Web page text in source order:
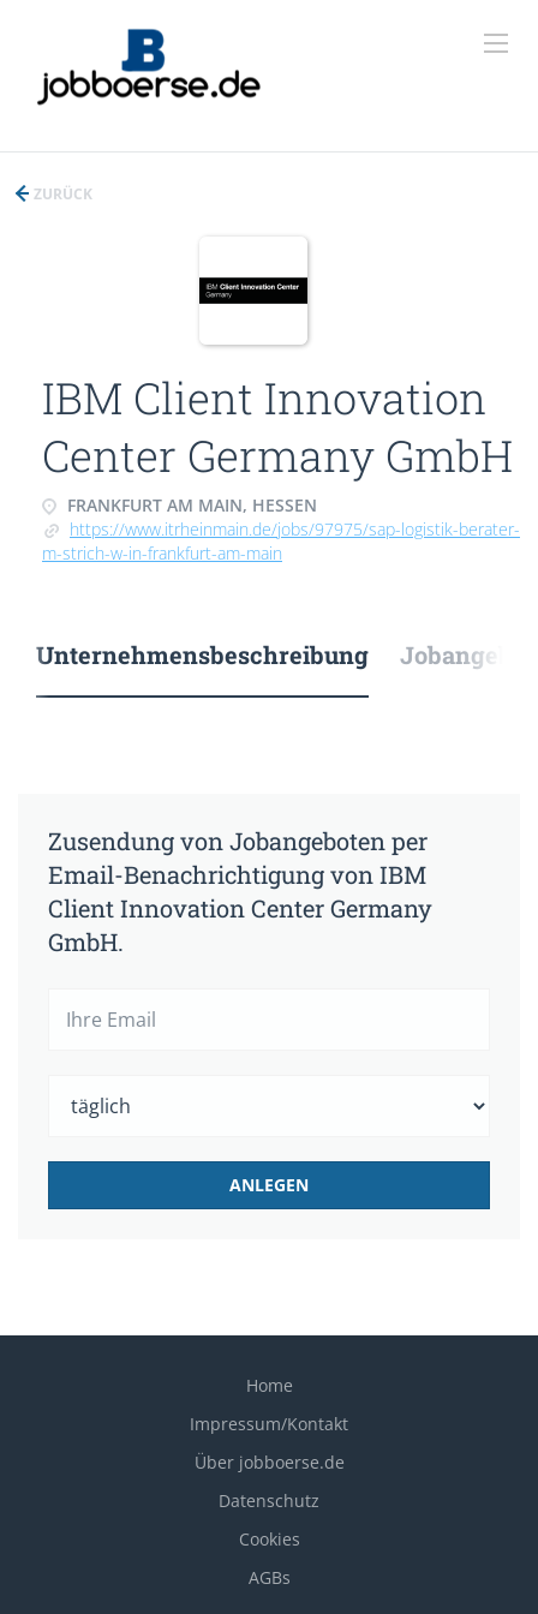
ZURÜCK
IBM Client Innovation
Center Germany GmbH
FRANKFURT AM MAIN, HESSEN
https://www.itrheinmain.de/jobs/97975/sap-logistik-berater-
m-strich-w-in-frankfurt-am-main
Unternehmensbeschreibung
Zusendung von Jobangeboten per
Email-Benachrichtigung von IBM
Client Innovation Center Germany
GmbH.
Home
Impressum/Kontakt
Über jobboerse.de
Datenschutz
Cookies
AGBs